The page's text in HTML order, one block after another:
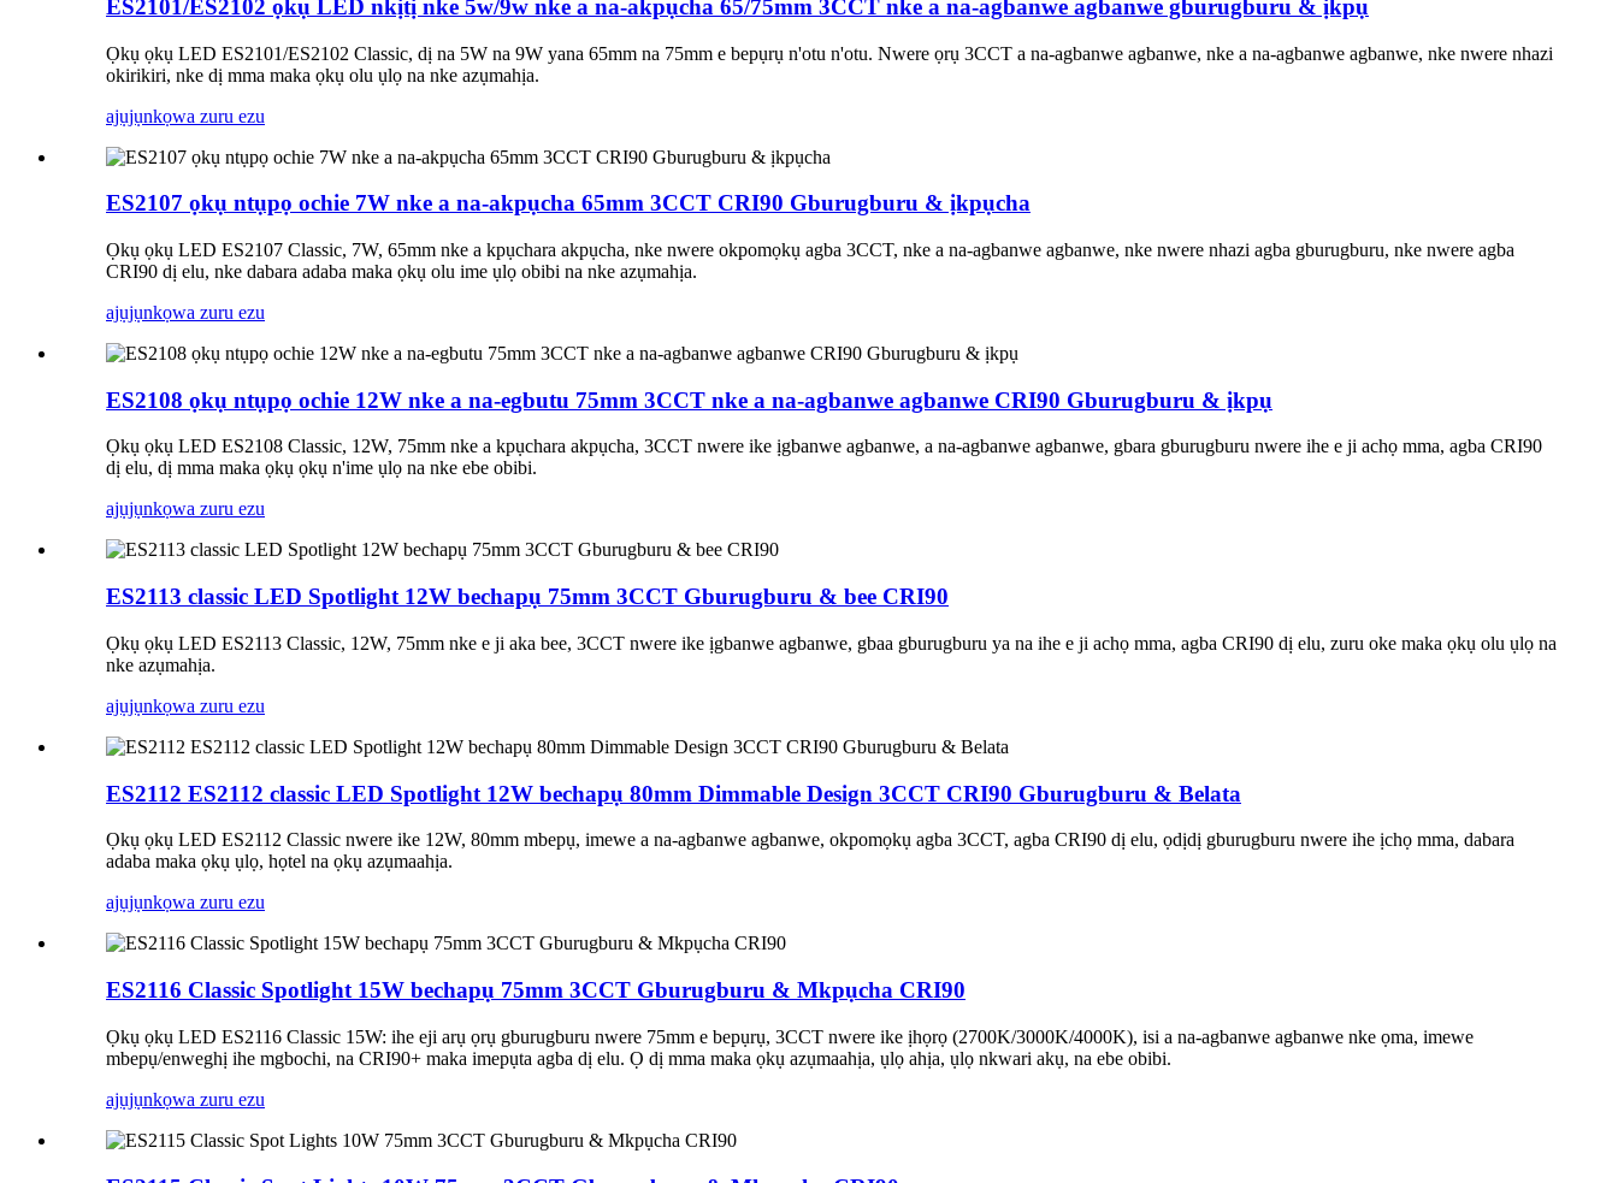
ES2101/ES2102 ọkụ LED nkịtị nke 5w/9w nke a na-akpụcha 65/75mm 3CCT nke a na-agbanwe agbanwe gburugburu & ịkpụ
Ọkụ ọkụ LED ES2101/ES2102 Classic, dị na 5W na 9W yana 65mm na 75mm e bepụrụ n'otu n'otu. Nwere ọrụ 3CCT a na-agbanwe agbanwe, nke a na-agbanwe agbanwe, nke nwere nhazi
okirikiri, nke dị mma maka ọkụ olu ụlọ na nke azụmahịa.
ajụjụnkọwa zuru ezu
ES2107 ọkụ ntụpọ ochie 7W nke a na-akpụcha 65mm 3CCT CRI90 Gburugburu & ịkpụcha
Ọkụ ọkụ LED ES2107 Classic, 7W, 65mm nke a kpụchara akpụcha, nke nwere okpomọkụ agba 3CCT, nke a na-agbanwe agbanwe, nke nwere nhazi agba gburugburu, nke nwere agba
CRI90 dị elu, nke dabara adaba maka ọkụ olu ime ụlọ obibi na nke azụmahịa.
ajụjụnkọwa zuru ezu
ES2108 ọkụ ntụpọ ochie 12W nke a na-egbutu 75mm 3CCT nke a na-agbanwe agbanwe CRI90 Gburugburu & ịkpụ
Ọkụ ọkụ LED ES2108 Classic, 12W, 75mm nke a kpụchara akpụcha, 3CCT nwere ike ịgbanwe agbanwe, a na-agbanwe agbanwe, gbara gburugburu nwere ihe e ji achọ mma, agba CRI90
dị elu, dị mma maka ọkụ ọkụ n'ime ụlọ na nke ebe obibi.
ajụjụnkọwa zuru ezu
ES2113 classic LED Spotlight 12W bechapụ 75mm 3CCT Gburugburu & bee CRI90
Ọkụ ọkụ LED ES2113 Classic, 12W, 75mm nke e ji aka bee, 3CCT nwere ike ịgbanwe agbanwe, gbaa gburugburu ya na ihe e ji achọ mma, agba CRI90 dị elu, zuru oke maka ọkụ olu ụlọ na
nke azụmahịa.
ajụjụnkọwa zuru ezu
ES2112 ES2112 classic LED Spotlight 12W bechapụ 80mm Dimmable Design 3CCT CRI90 Gburugburu & Belata
Ọkụ ọkụ LED ES2112 Classic nwere ike 12W, 80mm mbepụ, imewe a na-agbanwe agbanwe, okpomọkụ agba 3CCT, agba CRI90 dị elu, ọdịdị gburugburu nwere ihe ịchọ mma, dabara
adaba maka ọkụ ụlọ, họtel na ọkụ azụmaahịa.
ajụjụnkọwa zuru ezu
ES2116 Classic Spotlight 15W bechapụ 75mm 3CCT Gburugburu & Mkpụcha CRI90
Ọkụ ọkụ LED ES2116 Classic 15W: ihe eji arụ ọrụ gburugburu nwere 75mm e bepụrụ, 3CCT nwere ike ịhọrọ (2700K/3000K/4000K), isi a na-agbanwe agbanwe nke ọma, imewe
mbepụ/enweghị ihe mgbochi, na CRI90+ maka imepụta agba dị elu. Ọ dị mma maka ọkụ azụmaahịa, ụlọ ahịa, ụlọ nkwari akụ, na ebe obibi.
ajụjụnkọwa zuru ezu